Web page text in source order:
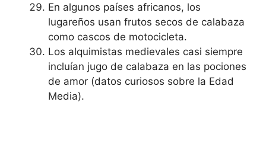
En algunos países africanos, los
lugareños usan frutos secos de calabaza
como cascos de motocicleta.
Los alquimistas medievales casi siempre
incluían jugo de calabaza en las pociones
de amor (datos curiosos sobre la Edad
Media).